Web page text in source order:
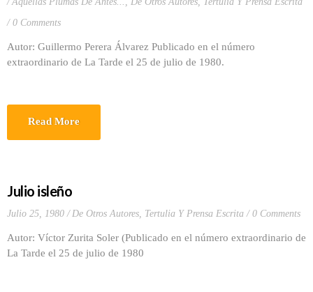
0 Comments
Autor: Guillermo Perera Álvarez Publicado en el número
extraordinario de La Tarde el 25 de julio de 1980.
Read More
Julio isleño
Julio 25, 1980 De Otros Autores, Tertulia Y Prensa Escrita 0 Comments
Autor: Víctor Zurita Soler (Publicado en el número extraordinario de
La Tarde el 25 de julio de 1980